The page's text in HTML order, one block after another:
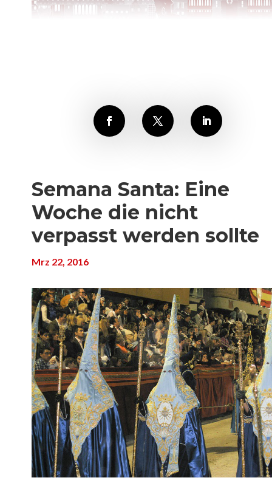
Semana Santa: Eine
Woche die nicht
verpasst werden sollte
Mrz 22, 2016